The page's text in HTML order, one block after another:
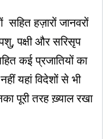
हज़ारों जानवरों
पक्षी और सरिसृप
कई प्रजातियों का
यहां विदेशों से भी
पूरी तरह ख़्याल रखा